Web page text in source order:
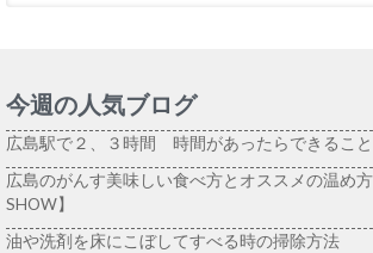
今週の人気ブログ
広島駅で２、３時間 時間があったらできること
広島のがんす美味しい食べ方とオススメの温め
SHOW】
油や洗剤を床にこぼしてすべる時の掃除方法